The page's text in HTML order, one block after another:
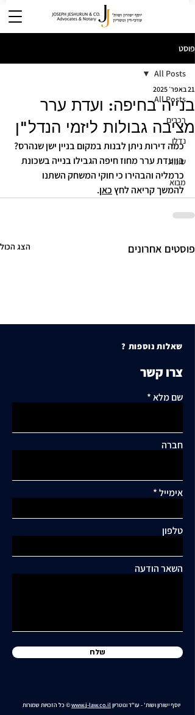
פוסט
All Posts
רכבים
נדלן
שונות
מבוא
All Posts
בנייה בחיפה: ועדת ערר
מציבה גבולות ליזמי הנדל"ן
21 באפר׳ 2025
כמה דירות ניתן לבנות במקום בניין ישן שנהרס?
בוועדת ערר מחוז חיפה הגבילו בנייה בשכונת
כרמליה והבהירו כי חוקי המשחק השתנו
להמשך קריאה לחץ כאן.
פוסטים אחרונים הצג הכול
כלואה ובסיכון תחבורתי
תגובות
שאלות נוספות ?
צרו קשר
שם מלא
חברה
אימייל
טלפון
השאר הודעה
שלח
יוסף ישורון ושות' - עו"ד ונוטריוןwww.j-law.co.il© כל הזכויות שמורות